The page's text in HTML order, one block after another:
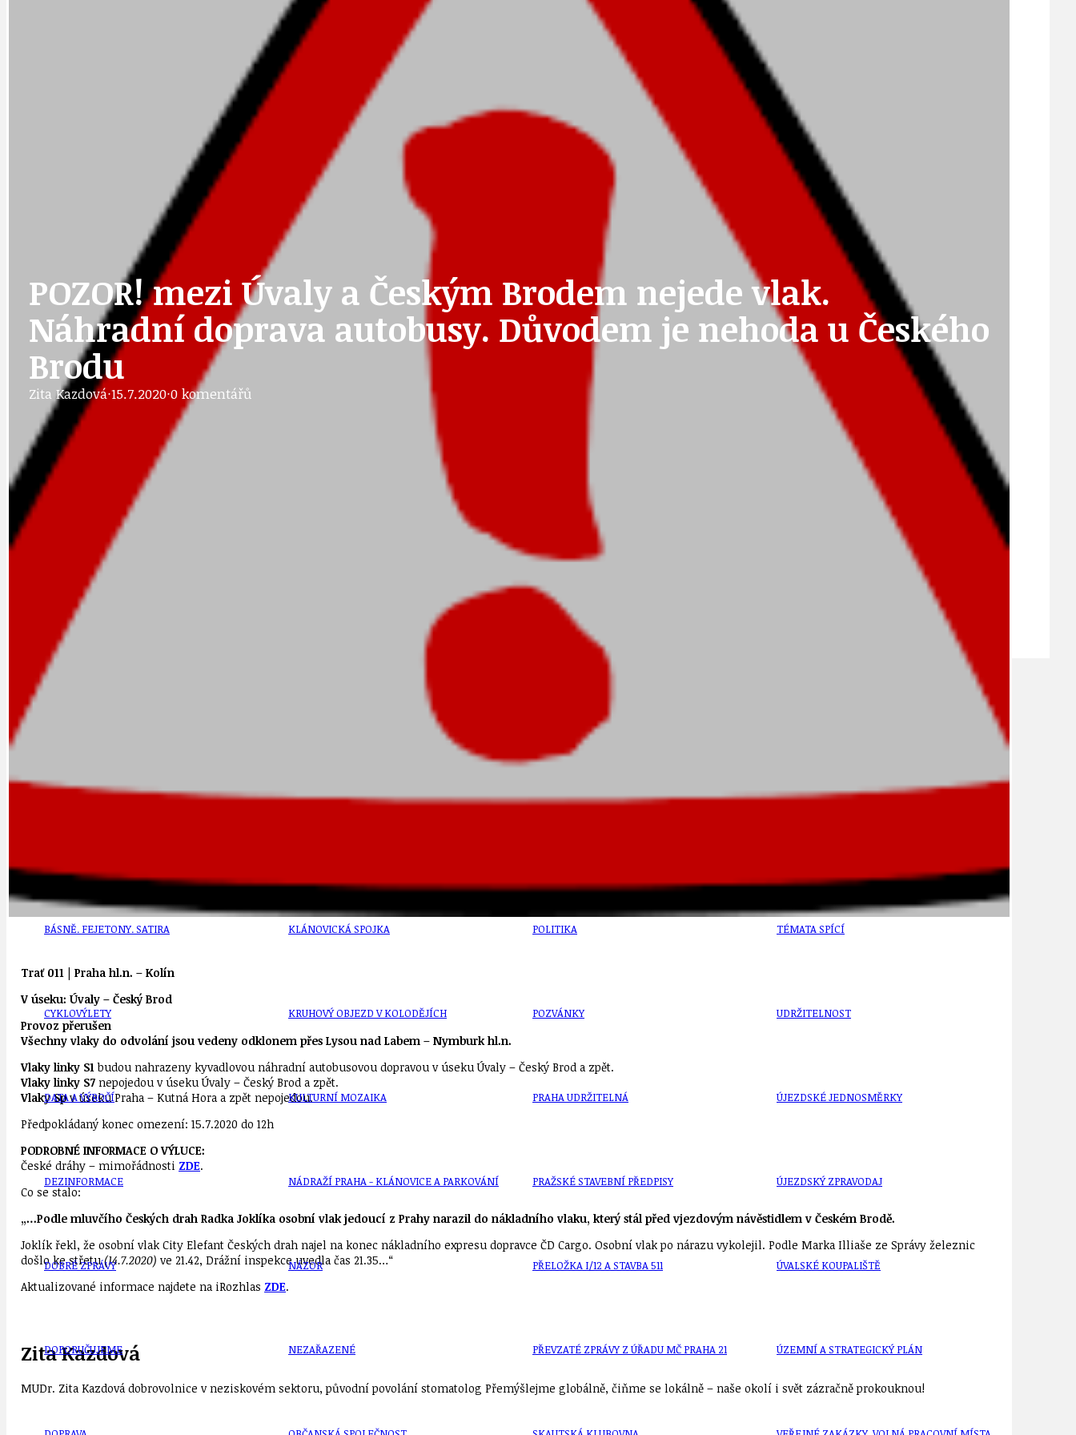
DOPORUČUJEME
DOPRAVA
GRANTY A DOTACE
HODKOVSKÁ ULICE
IDEAL LUX
KULTURNÍ MOZAIKA
NÁDRAŽÍ PRAHA - KLÁNOVICE A PARKOVÁNÍ
NÁZOR
NEZAŘAZENÉ
PRAHA UDRŽITELNÁ
PRAŽSKÉ STAVEBNÍ PŘEDPISY
PŘEVZATÉ ZPRÁVY Z ÚŘADU MČ PRAHA 21
SKAUTSKÁ KLUBOVNA
SOCIÁLNÍ PROJEKTY A POMOC
STAVEBNÍ ZÁKON
ÚJEZDSKÝ ZPRAVODAJ
ÚVALSKÉ KOUPALIŠTĚ
ÚZEMNÍ A STRATEGICKÝ PLÁN
VEŘEJNÉ ZAKÁZKY, VOLNÁ PRACOVNÍ MÍSTA
ZDRAVOTNÍ STŘEDISKO ÚJEZD NAD LESY
BÁSNĚ. FEJETONY. SATIRA
CYKLOVÝLETY
DATA A VÝROČÍ
DEZINFORMACE
DOBRÉ ZPRÁVY
DOPORUČUJEME
KLÁNOVICKÁ SPOJKA
KRUHOVÝ OBJEZD V KOLODĚJÍCH
KULTURNÍ MOZAIKA
NÁDRAŽÍ PRAHA - KLÁNOVICE A PARKOVÁNÍ
NÁZOR
NEZAŘAZENÉ
POLITIKA
POZVÁNKY
PRAHA UDRŽITELNÁ
PRAŽSKÉ STAVEBNÍ PŘEDPISY
PŘELOŽKA I/12 A STAVBA 511
PŘEVZATÉ ZPRÁVY Z ÚŘADU MČ PRAHA 21
TÉMATA SPÍCÍ
UDRŽITELNOST
ÚJEZDSKÉ JEDNOSMĚRKY
ÚJEZDSKÝ ZPRAVODAJ
ÚVALSKÉ KOUPALIŠTĚ
ÚZEMNÍ A STRATEGICKÝ PLÁN
POZOR! mezi Úvaly a Českým Brodem nejede vlak.
Náhradní doprava autobusy. Důvodem je nehoda u Českého
Brodu
Zita Kazdová·15.7.2020·0 komentářů
Trať 011 | Praha hl.n. – Kolín
V úseku: Úvaly – Český Brod
Provoz přerušen
Všechny vlaky do odvolání jsou vedeny odklonem přes Lysou nad Labem – Nymburk hl.n.
Vlaky linky S1budou nahrazeny kyvadlovou náhradní autobusovou dopravou v úseku Úvaly – Český Brod a zpět.
Vlaky linky S7 nepojedou v úseku Úvaly – Český Brod a zpět.
Vlaky Spv úseku Praha – Kutná Hora a zpět nepojedou.
Předpokládaný konec omezení: 15.7.2020 do 12h
PODROBNÉ INFORMACE O VÝLUCE:
České dráhy – mimořádnosti ZDE.
Co se stalo:
„…Podle mluvčího Českých drah Radka Joklíka osobní vlak jedoucí z Prahy narazil do nákladního vlaku, který stál před vjezdovým návěstidlem v Českém Brodě.
Joklík řekl, že osobní vlak City Elefant Českých drah najel na konec nákladního expresu dopravce ČD Cargo. Osobní vlak po nárazu vykolejil. Podle Marka Illiaše ze Správy železnic
došlo ke střetu(14.7.2020) ve 21.42, Drážní inspekce uvedla čas 21.35…“
Aktualizované informace najdete na iRozhlas ZDE.
Zita Kazdová
MUDr. Zita Kazdová dobrovolnice v neziskovém sektoru, původní povolání stomatolog Přemýšlejme globálně, čiňme se lokálně – naše okolí i svět zázračně prokouknou!